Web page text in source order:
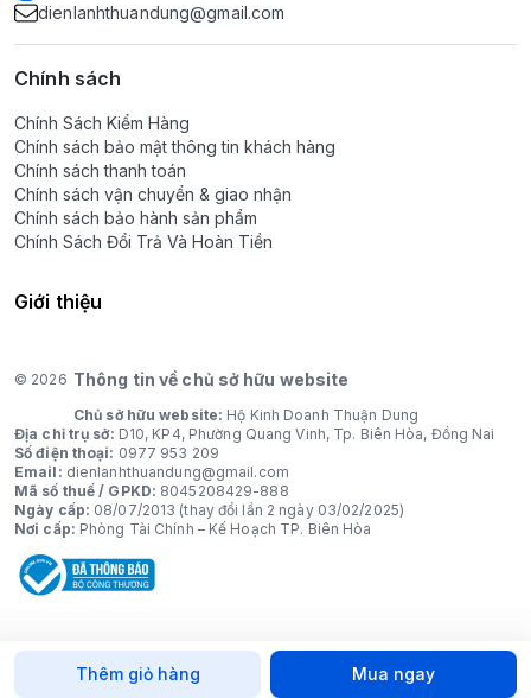
Thêm giỏ hàng Mua ngay
dienlanhthuandung@gmail.com
Chính sách
Chính Sách Kiểm Hàng
Chính sách bảo mật thông tin khách hàng
Chính sách thanh toán
Chính sách vận chuyển & giao nhận
Chính sách bảo hành sản phẩm
Chính Sách Đổi Trả Và Hoàn Tiền
Giới thiệu
© 2026 Thông tin về chủ sở hữu website
Chủ sở hữu website: Hộ Kinh Doanh Thuận Dung
Địa chỉ trụ sở: D10, KP4, Phường Quang Vinh, Tp. Biên Hòa, Đồng Nai
Số điện thoại: 0977 953 209
Email: dienlanhthuandung@gmail.com
Mã số thuế / GPKD: 8045208429-888
Ngày cấp: 08/07/2013 (thay đổi lần 2 ngày 03/02/2025)
Nơi cấp: Phòng Tài Chính – Kế Hoạch TP. Biên Hòa